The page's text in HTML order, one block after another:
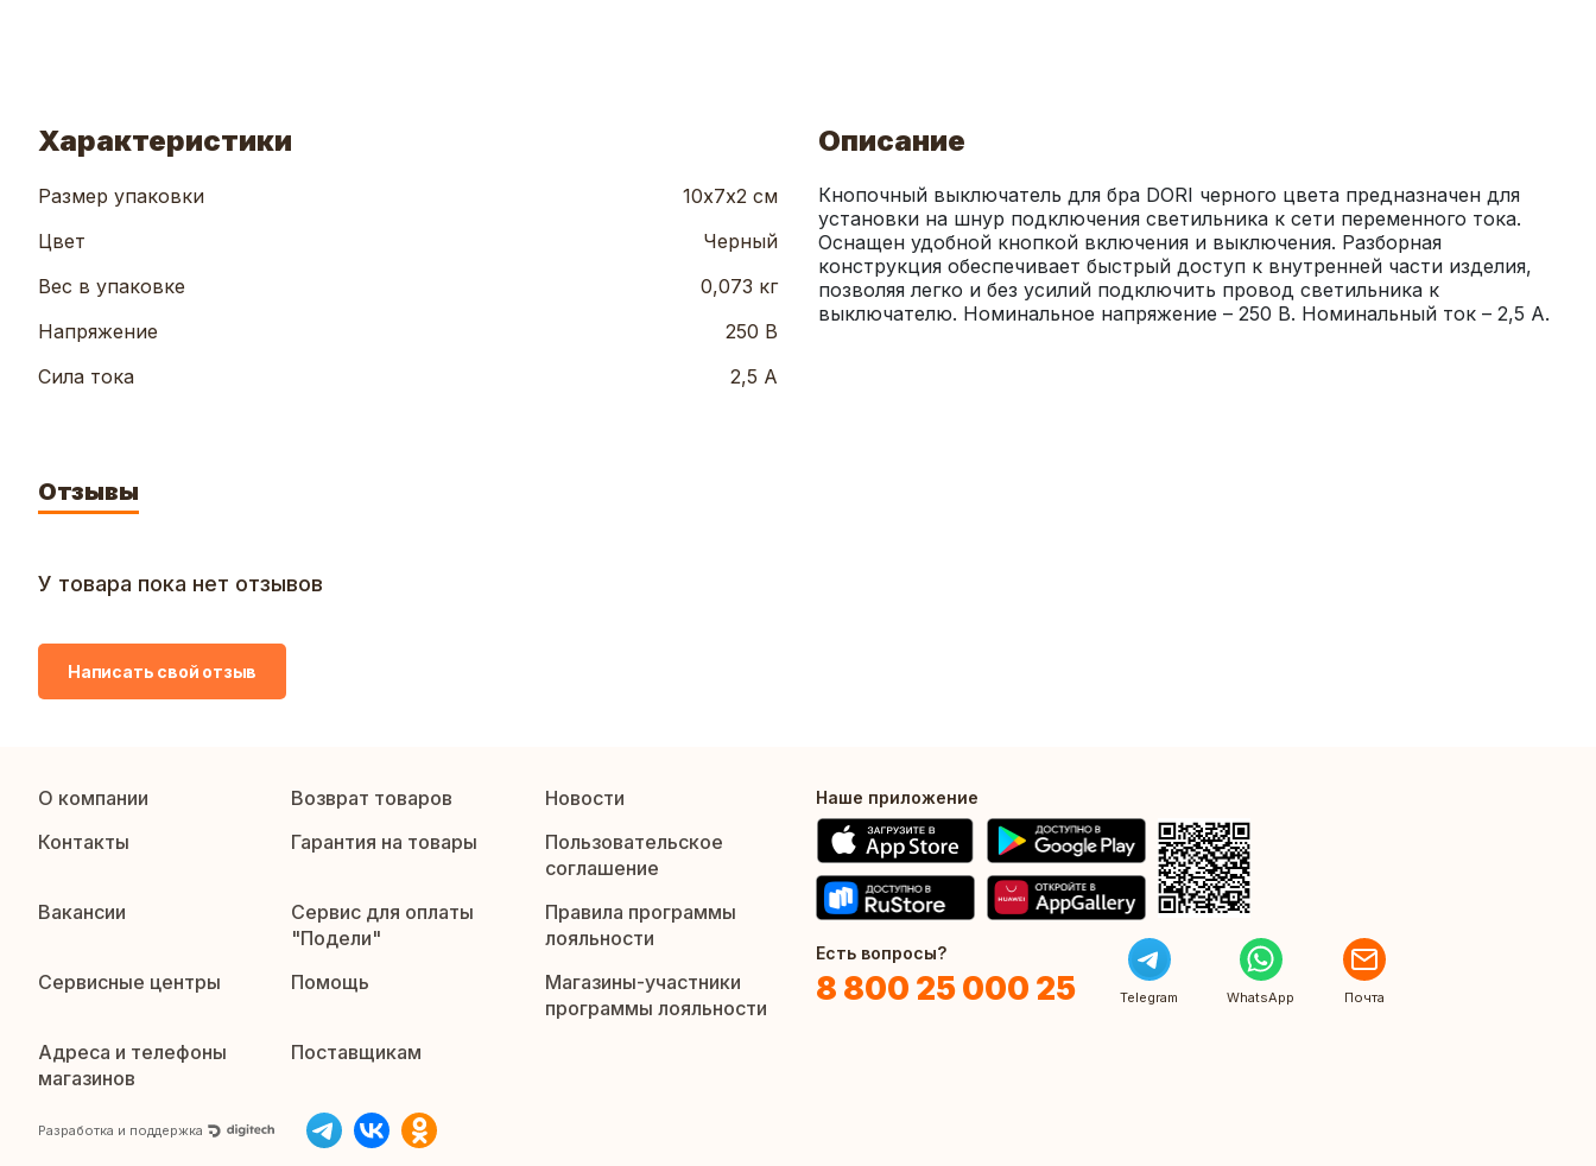
Характеристики
Размер упаковки
10х7х2 см
Цвет
Черный
Вес в упаковке
0,073 кг
Напряжение
250 В
Сила тока
2,5 А
Описание
Кнопочный выключатель для бра DORI черного цвета предназначен для
установки на шнур подключения светильника к сети переменного тока.
Оснащен удобной кнопкой включения и выключения. Разборная
конструкция обеспечивает быстрый доступ к внутренней части изделия,
позволяя легко и без усилий подключить провод светильника к
выключателю. Номинальное напряжение – 250 В. Номинальный ток – 2,5 А.
Отзывы
У товара пока нет отзывов
Написать свой отзыв
О компании Возврат товаров
Новости
Контакты
Гарантия на товары
Пользовательское
соглашение
Вакансии
Сервис для оплаты
"Подели"
Правила программы
лояльности
Сервисные центры
Помощь
Магазины-участники
программы лояльности
Адреса и телефоны
магазинов
Поставщикам
Разработка и поддержка
Наше приложение
Есть вопросы?
8 800 25 000 25 Telegram WhatsApp Почта